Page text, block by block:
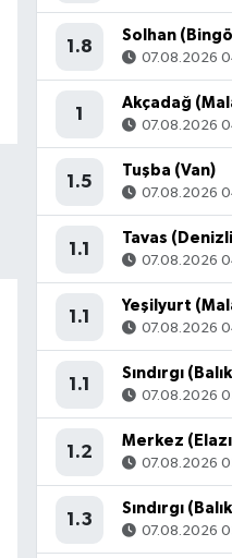
1.8
Solhan
07.08.2026
1
Akçadağ
07.08.2026
1.5
Tuşba (Van)
07.08.2026
1.1
Tavas
07.08.2026
1.1
Yeşilyurt
07.08.2026
1.1
Sındırgı
07.08.2026
1.2
Merkez
07.08.2026
1.3
Sındırgı
07.08.2026